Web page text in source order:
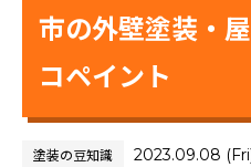
市の外壁塗装・
コペイント
塗装の豆知識 2023.09.08